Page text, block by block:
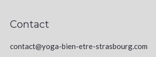
Contact
contact@yoga-bien-etre-strasbourg.com